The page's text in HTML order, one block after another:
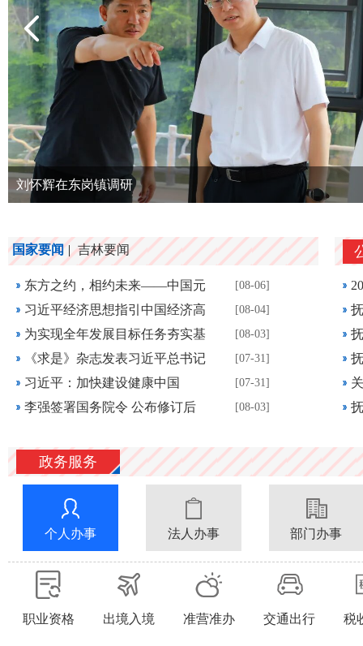
刘怀辉在东岗镇调研
国家要闻 | 吉林要闻
东方之约，相约未来——中国元 [08-06]
习近平经济思想指引中国经济高 [08-04]
为实现全年发展目标任务夯实基 [08-03]
《求是》杂志发表习近平总书记 [07-31]
习近平：加快建设健康中国 [07-31]
李强签署国务院令 公布修订后 [08-03]
政务服务
个人办事 法人办事 部门办事
职业资格 出境入境 准营准办 交通出行 税